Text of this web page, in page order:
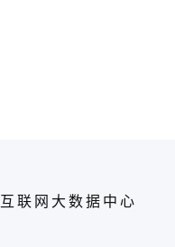
互联网大数据中心